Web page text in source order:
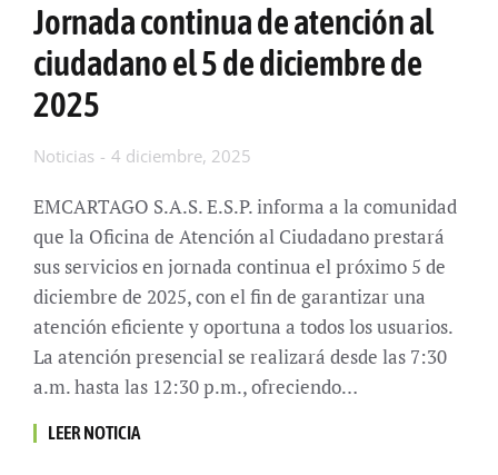
Jornada continua de atención al
ciudadano el 5 de diciembre de
2025
Noticias 4 diciembre, 2025
EMCARTAGO S.A.S. E.S.P. informa a la comunidad
que la Oficina de Atención al Ciudadano prestará
sus servicios en jornada continua el próximo 5 de
diciembre de 2025, con el fin de garantizar una
atención eficiente y oportuna a todos los usuarios.
La atención presencial se realizará desde las 7:30
a.m. hasta las 12:30 p.m., ofreciendo…
LEER NOTICIA